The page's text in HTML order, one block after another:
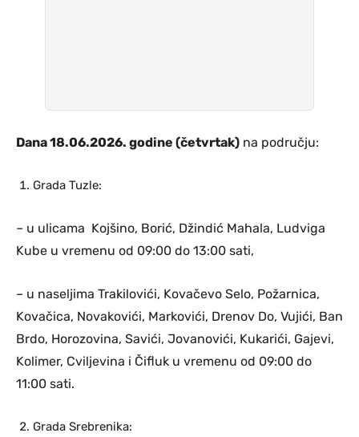
Dana 18.06.2026. godine (četvrtak) na području:
Grada Tuzle:
– u ulicama Kojšino, Borić, Džindić Mahala, Ludviga
Kube u vremenu od 09:00 do 13:00 sati,
– u naseljima Trakilovići, Kovačevo Selo, Požarnica,
Kovačica, Novakovići, Markovići, Drenov Do, Vujići, Ban
Brdo, Horozovina, Savići, Jovanovići, Kukarići, Gajevi,
Kolimer, Cviljevina i Čifluk u vremenu od 09:00 do
11:00 sati.
Grada Srebrenika: